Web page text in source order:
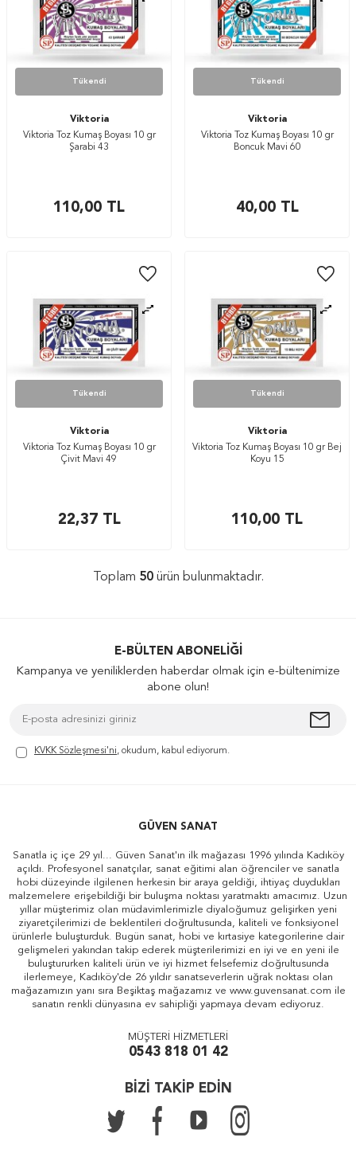
Tükendi
Viktoria
Viktoria Toz Kumaş Boyası 10 gr
Şarabi 43
110,00 TL
Tükendi
Viktoria
Viktoria Toz Kumaş Boyası 10 gr
Boncuk Mavi 60
40,00TL
Tükendi
Viktoria
Viktoria Toz Kumaş Boyası 10 gr
Çivit Mavi 49
22,37TL
Tükendi
Viktoria
Viktoria Toz Kumaş Boyası 10 gr Bej
Koyu 15
110,00 TL
Toplam 50ürün bulunmaktadır.
E-BÜLTEN ABONELIĞI
Kampanya ve yeniliklerden haberdar olmak için e-bültenimize
abone olun!
KVKK Sözleşmesi'ni, okudum, kabul ediyorum.
GÜVEN SANAT
Sanatla iç içe 29 yıl... Güven Sanat'ın ilk mağazası 1996 yılında Kadıköy
açıldı. Profesyonel sanatçılar, sanat eğitimi alan öğrenciler ve sanatla
hobi düzeyinde ilgilenen herkesin bir araya geldiği, ihtiyaç duydukları
malzemelere erişebildiği bir buluşma noktası yaratmaktı amacımız. Uzun
yıllar müşterimiz olan müdavimlerimizle diyaloğumuz gelişirken yeni
ziyaretçilerimizi de beklentileri doğrultusunda, kaliteli ve fonksiyonel
ürünlerle buluşturduk. Bugün sanat, hobi ve kırtasiye kategorilerine dair
gelişmeleri yakından takip ederek müşterilerimizi en iyi ve en yeni ile
buluştururken kaliteli ürün ve iyi hizmet felsefemiz doğrultusunda
ilerlemeye, Kadıköy'de 26 yıldır sanatseverlerin uğrak noktası olan
mağazamızın yanı sıra Beşiktaş mağazamız ve www.guvensanat.com ile
sanatın renkli dünyasına ev sahipliği yapmaya devam ediyoruz.
MÜŞTERİ HİZMETLERİ
0543 818 01 42
BİZİ TAKİP EDİN